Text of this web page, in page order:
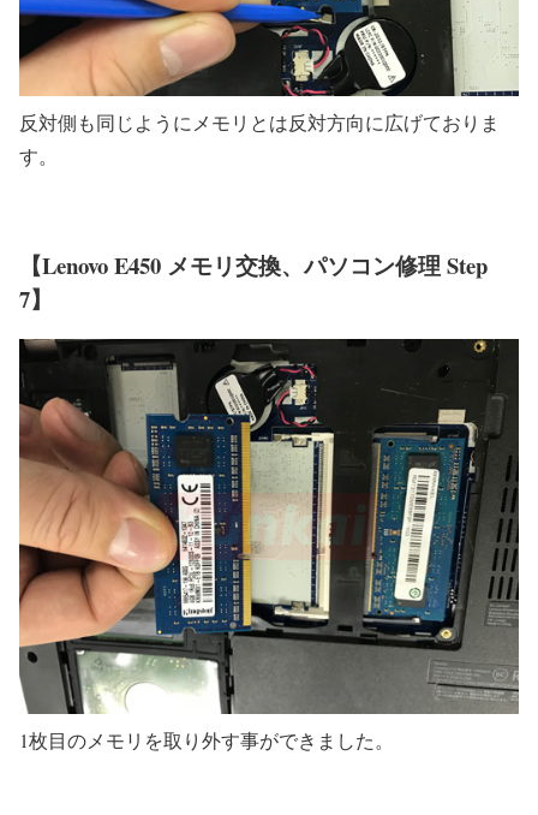
反対側も同じようにメモリとは反対方向に広げておりま
す。
【Lenovo E450 メモリ交換、パソコン修理 Step
7】
1枚目のメモリを取り外す事ができました。